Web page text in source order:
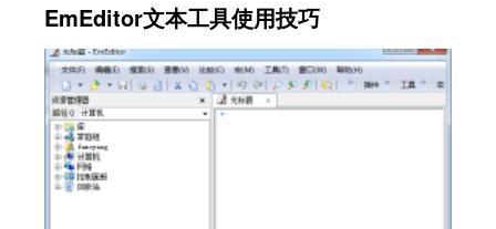
EmEditor文本工具使用技巧